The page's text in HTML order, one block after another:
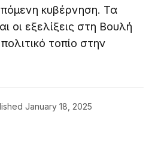
κυβέρνηση. Τα
οι εξελίξεις στη Βουλή
τοπίο στην
January 18, 2025